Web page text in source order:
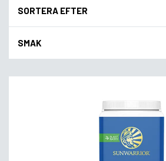
SORTERA EFTER
SMAK